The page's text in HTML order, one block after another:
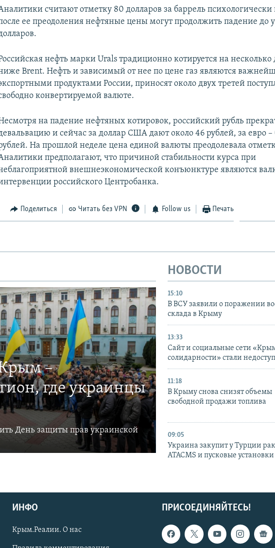
считают отметку 80 долларов за баррель
ее преодоления нефтяные цены могут продолжить падение до
нефть марки Urals традиционно котируется на несколько
Brent. Нефть и зависимый от нее по цене газ являются
продуктами России, приносят около двух третей
конвертируемой валюте.
на падение нефтяных котировок, российский рубль
и сейчас за доллар США дают около 46 рублей, за евро –
На прошлой неделе цена единой валюты преодолевала
предполагают, что причиной стабильности курса при
внешнеэкономической конъюнктуре являются
российского Центробанка.
Поделиться Читать без VPN Follow us Печать
–
где украинцы
День защиты прав украинской
НОВОСТИ
15:10
В ВСУ заявили о поражении
склада в Крыму
13:33
Сайт и социальные сети
солидарности» стали
11:18
В Крыму снова снизят объемы
свободной продажи топлива
09:05
Украина закупит у Турции
ATACMS и пусковые
ПРИСОЕДИНЯЙТЕСЬ!
ИНФО
Крым.Реалии. О нас